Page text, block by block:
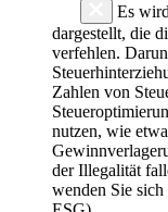
Es
dargestellt, die
verfehlen.
Zahlen von
nutzen, wie
der Illegalität
wenden Sie